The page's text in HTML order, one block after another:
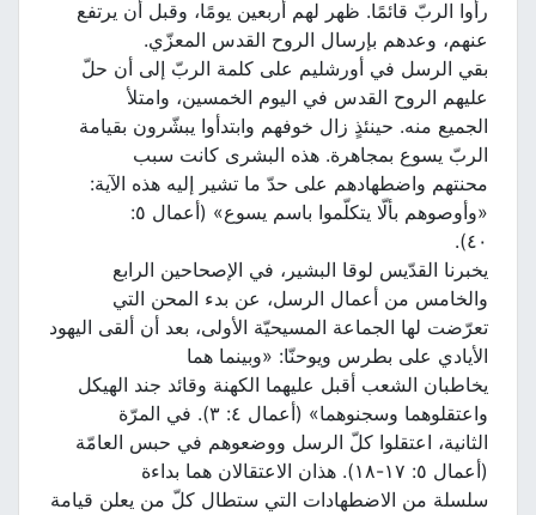
رأَوا الربّ قائمًا. ظهر لهم أربعين يومًا، وقبل أن يرتفع
عنهم، وعدهم بإرسال الروح القدس المعزّي.
بقي الرسل في أورشليم على كلمة الربّ إلى أن حلّ
عليهم الروح القدس في اليوم الخمسين، وامتلأ
الجميع منه. حينئذٍ زال خوفهم وابتدأوا يبشّرون بقيامة
الربّ يسوع بمجاهرة. هذه البشرى كانت سبب
محنتهم واضطهادهم على حدّ ما تشير إليه هذه الآية:
«وأوصوهم بألّا يتكلّموا باسم يسوع» (أعمال ٥:
يخبرنا القدّيس لوقا البشير، في الإصحاحين الرابع
والخامس من أعمال الرسل، عن بدء المحن التي
تعرّضت لها الجماعة المسيحيّة الأولى، بعد أن ألقى اليهود
الأيادي على بطرس ويوحنّا: «وبينما هما
يخاطبان الشعب أقبل عليهما الكهنة وقائد جند الهيكل
واعتقلوهما وسجنوهما» (أعمال ٤: ٣). في المرّة
الثانية، اعتقلوا كلّ الرسل ووضعوهم في حبس العامّة
(أعمال ٥: ١٧-١٨). هذان الاعتقالان هما بداءة
سلسلة من الاضطهادات التي ستطال كلّ من يعلن قيامة